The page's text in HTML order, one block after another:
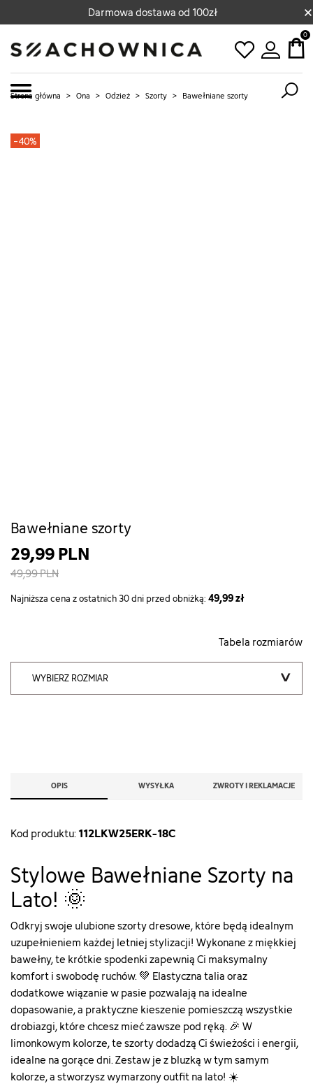
Darmowa dostawa od 100zł ×
0
Strona główna > Ona > Odzież > Szorty > Bawełniane szorty
-40%
Bawełniane szorty
29,99 PLN
49,99 PLN
Najniższa cena z ostatnich 30 dni przed obniżką: 49,99 zł
Tabela rozmiarów
WYBIERZ ROZMIAR
OPIS WYSYŁKA ZWROTY I REKLAMACJE
Kod produktu:112LKW25ERK-18C
Stylowe Bawełniane Szorty na
Lato! 🌞
Odkryj swoje ulubione szorty dresowe, które będą idealnym
uzupełnieniem każdej letniej stylizacji! Wykonane z miękkiej
bawełny, te krótkie spodenki zapewnią Ci maksymalny
komfort i swobodę ruchów. 💚 Elastyczna talia oraz
dodatkowe wiązanie w pasie pozwalają na idealne
dopasowanie, a praktyczne kieszenie pomieszczą wszystkie
drobiazgi, które chcesz mieć zawsze pod ręką. 🎉 W
limonkowym kolorze, te szorty dodadzą Ci świeżości i energii,
idealne na gorące dni. Zestaw je z bluzką w tym samym
kolorze, a stworzysz wymarzony outfit na lato! ☀️